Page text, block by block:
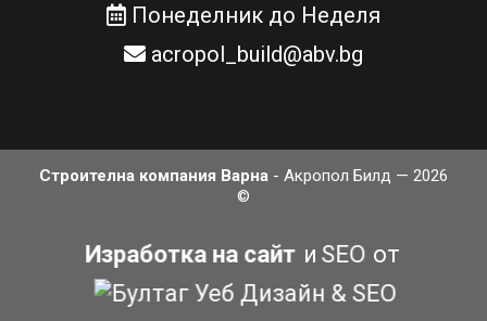
Понеделник до Неделя
acropol_build@abv.bg
Строителна компания Варна - Акропол Билд — 2026
©
Изработка на сайт иSEO от